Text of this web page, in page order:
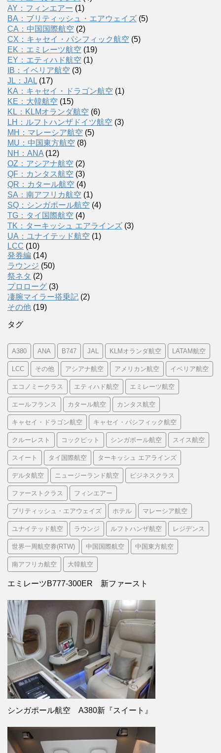
AY：フィンエアー (1)
BA：ブリティッシュ・エアウェイズ (5)
CA：中国国際航空 (2)
CX：キャセイ・パシフィック航空 (5)
EK：エミレーツ航空 (19)
EY：エティハド航空 (1)
IB：イベリア航空 (3)
JL：JAL (17)
KA：キャセイ・ドラゴン航空 (1)
KE：大韓航空 (15)
KL：KLMオランダ航空 (6)
LH：ルフトハンザドイツ航空 (3)
MH：マレーシア航空 (5)
MU：中国東方航空 (8)
NH：ANA (12)
OZ：アシアナ航空 (2)
QF：カンタス航空 (3)
QR：カタール航空 (4)
SA：南アフリカ航空 (1)
SQ：シンガポール航空 (4)
TG：タイ国際航空 (4)
TK：ターキッシュ エアラインズ (3)
UA：ユナイテッド航空 (1)
LCC (10)
発券編 (14)
ラウンジ (50)
祭ネタ (2)
プロローグ (3)
凄腕マイラー搭乗記 (2)
その他 (19)
タグ
A380 ANA B747 JAL KLMオランダ航空 LATAM航空
LCC その他 アシアナ航空 アメリカン航空 イベリア航空
エコノミークラス エティハド航空 エミレーツ航空
エールフランス カタール航空 カンタス航空
キャセイ・ドラゴン航空 キャセイ・パシフィック航空
クルーレスト コックピット シンガポール航空 スイス航空
スイート タイ国際航空 ターキッシュ エアラインズ
デルタ航空 ニュージーランド航空 ビジネスクラス
ファーストクラス フィンエアー
ブリティッシュ・エアウェイズ ホテル マレーシア航空
ユナイテッド航空 ラウンジ ルフトハンザ航空 レジデンス
世界一周航空券(RTW) 中国国際航空 中国東方航空
南アフリカ航空 大韓航空
エミレーツB777-300ER 新ファースト
シンガポール航空 A380新『スイート』